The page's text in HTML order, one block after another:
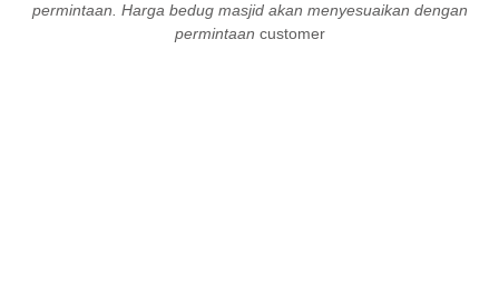
permintaan. Harga bedug masjid akan menyesuaikan dengan
permintaan customer